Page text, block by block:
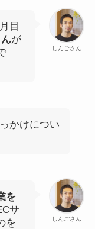
しんごさん
目
が
かけについ
しんごさん
を
サ
を